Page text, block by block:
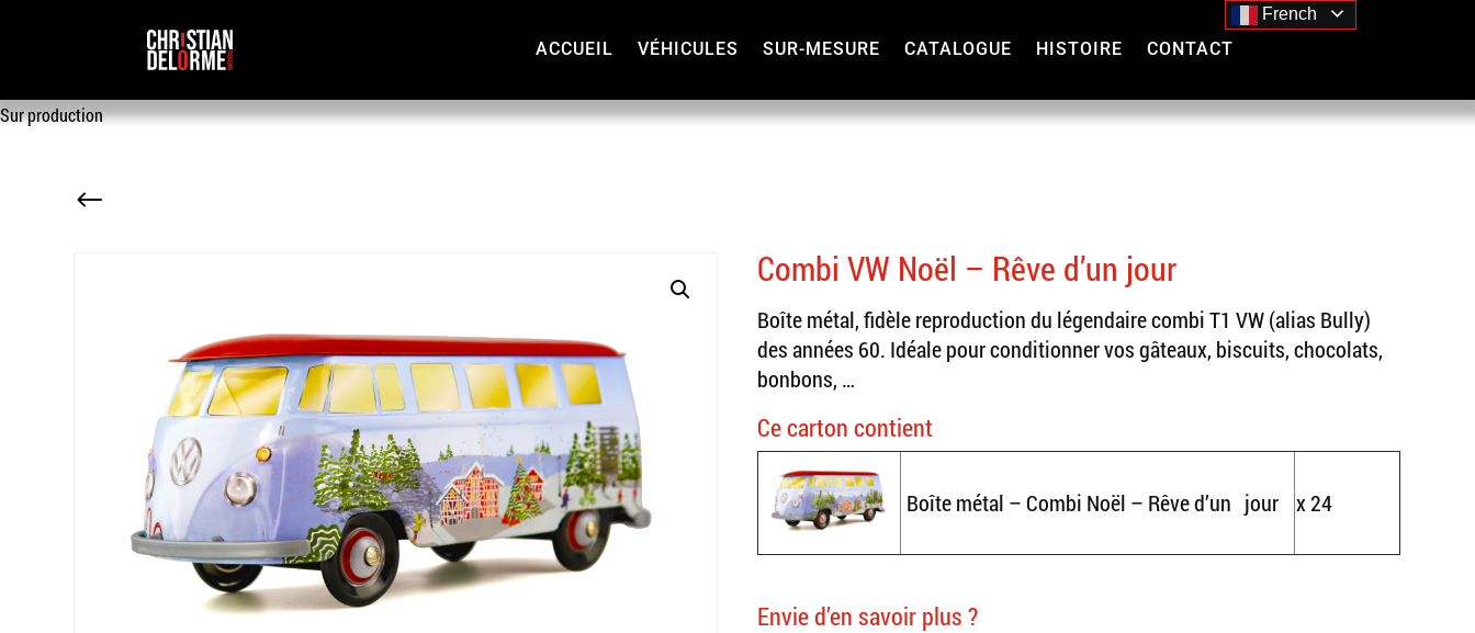
ACCUEIL VÉHICULES SUR-MESURE CATALOGUE HISTOIRE CONTACT
Sur production
#
Combi VW Noël – Rêve d’un jour
Boîte métal, fidèle reproduction du légendaire combi T1 VW (alias Bully)
des années 60. Idéale pour conditionner vos gâteaux, biscuits, chocolats,
bonbons, …
Ce carton contient
Boîte métal – Combi Noël – Rêve d’un jour x 24
Envie d’en savoir plus ?
French